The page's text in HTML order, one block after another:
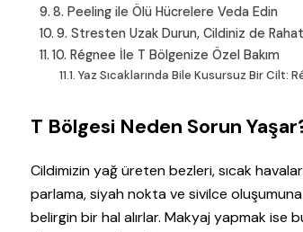
8. Peeling ile Ölü Hücrelere Veda Edin
9. Stresten Uzak Durun, Cildiniz de
10. Régnee İle T Bölgenize Özel Bakım
Yaz Sıcaklarında Bile Kusursuz Bir Cilt:
T Bölgesi Neden Sorun
Cildimizin yağ üreten bezleri, sıcak
parlama, siyah nokta ve sivilce
belirgin bir hal alırlar. Makyaj yapmak ise